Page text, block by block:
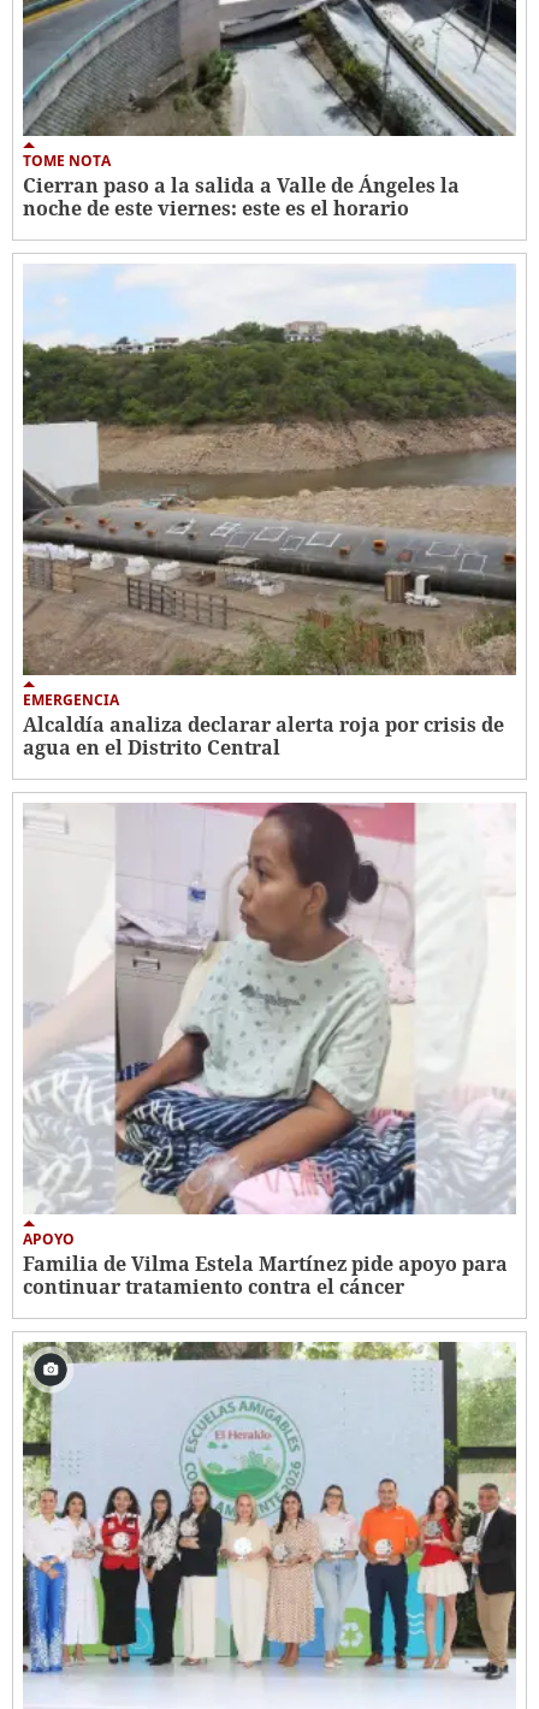
TOME NOTA
Cierran paso a la salida a Valle de Ángeles la
noche de este viernes: este es el horario
EMERGENCIA
Alcaldía analiza declarar alerta roja por crisis de
agua en el Distrito Central
APOYO
Familia de Vilma Estela Martínez pide apoyo para
continuar tratamiento contra el cáncer